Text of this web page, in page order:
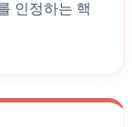
인정하는 핵